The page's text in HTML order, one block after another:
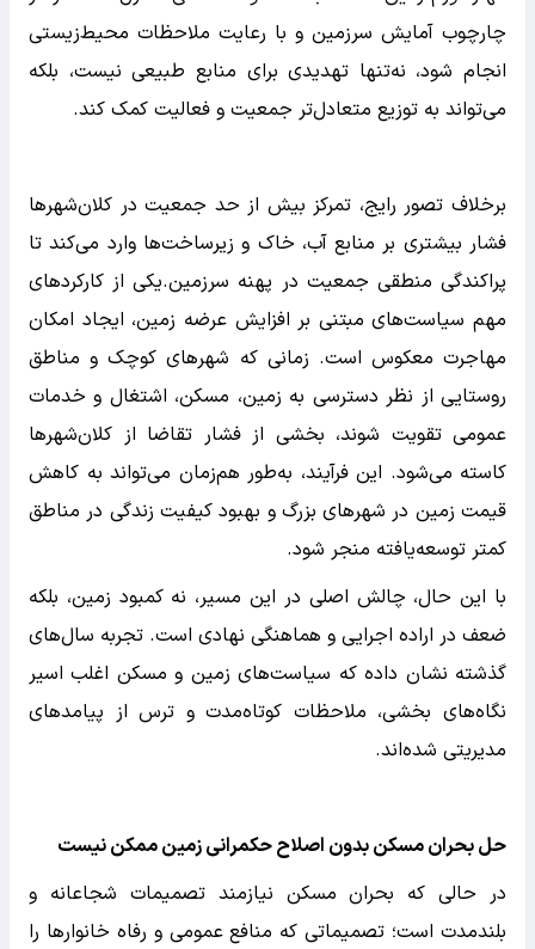
چارچوب آمایش سرزمین و با رعایت ملاحظات محیط‌زیستی
انجام شود، نه‌تنها تهدیدی برای منابع طبیعی نیست، بلکه
می‌تواند به توزیع متعادل‌تر جمعیت و فعالیت کمک کند.
برخلاف تصور رایج، تمرکز بیش از حد جمعیت در کلان‌شهرها
فشار بیشتری بر منابع آب، خاک و زیرساخت‌ها وارد می‌کند تا
پراکندگی منطقی جمعیت در پهنه سرزمین.یکی از کارکردهای
مهم سیاست‌های مبتنی بر افزایش عرضه زمین، ایجاد امکان
مهاجرت معکوس است. زمانی که شهرهای کوچک و مناطق
روستایی از نظر دسترسی به زمین، مسکن، اشتغال و خدمات
عمومی تقویت شوند، بخشی از فشار تقاضا از کلان‌شهرها
کاسته می‌شود. این فرآیند، به‌طور هم‌زمان می‌تواند به کاهش
قیمت زمین در شهرهای بزرگ و بهبود کیفیت زندگی در مناطق
کمتر توسعه‌یافته منجر شود.
با این حال، چالش اصلی در این مسیر، نه کمبود زمین، بلکه
ضعف در اراده اجرایی و هماهنگی نهادی است. تجربه سال‌های
گذشته نشان داده که سیاست‌های زمین و مسکن اغلب اسیر
نگاه‌های بخشی، ملاحظات کوتاه‌مدت و ترس از پیامدهای
مدیریتی شده‌اند.
حل بحران مسکن بدون اصلاح حکمرانی زمین ممکن نیست
در حالی که بحران مسکن نیازمند تصمیمات شجاعانه و
بلندمدت است؛ تصمیماتی که منافع عمومی و رفاه خانوارها را